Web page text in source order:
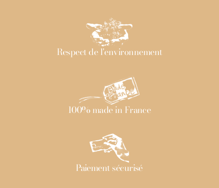
Respect de l'environnement
100% made in France
Paiement sécurisé